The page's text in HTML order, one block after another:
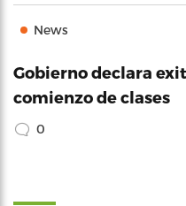
News
Gobierno declara
comienzo de clases
0